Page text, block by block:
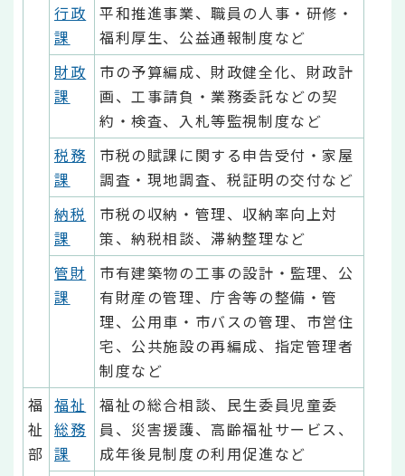
行政
課
平和推進事業、職員の人事・研修・
福利厚生、公益通報制度など
財政
課
市の予算編成、財政健全化、財政計
画、工事請負・業務委託などの契
約・検査、入札等監視制度など
税務
課
市税の賦課に関する申告受付・家屋
調査・現地調査、税証明の交付など
納税
課
市税の収納・管理、収納率向上対
策、納税相談、滞納整理など
管財
課
市有建築物の工事の設計・監理、公
有財産の管理、庁舎等の整備・管
理、公用車・市バスの管理、市営住
宅、公共施設の再編成、指定管理者
制度など
福
祉
部
福祉
総務
課
福祉の総合相談、民生委員児童委
員、災害援護、高齢福祉サービス、
成年後見制度の利用促進など